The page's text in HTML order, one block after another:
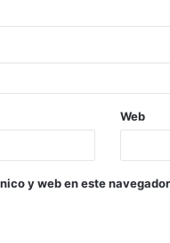
Web
y web en este